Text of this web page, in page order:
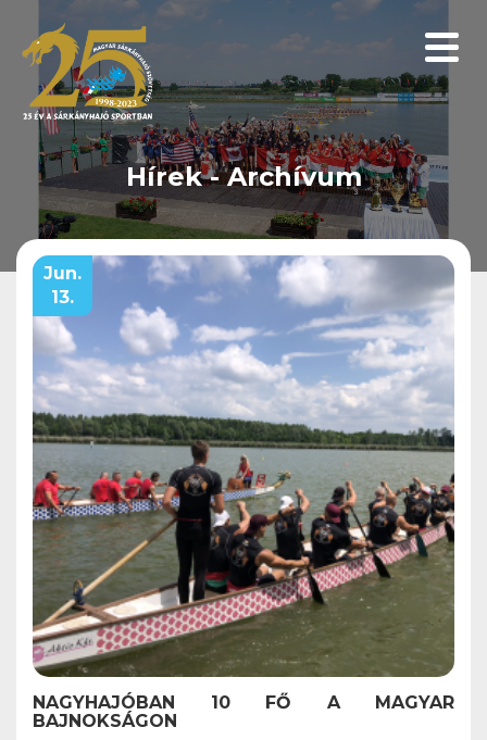
Hírek - Archívum
Jun.
13.
NAGYHAJÓBAN 10 FŐ A MAGYAR
BAJNOKSÁGON